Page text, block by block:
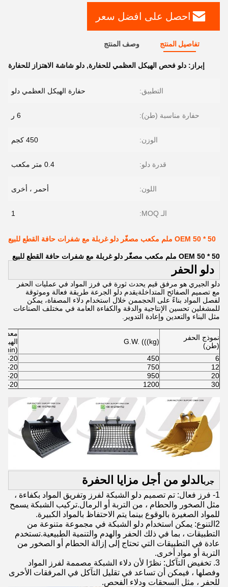
احصل على افضل سعر
تفاصيل المنتج وصف المنتج
إبراز: دلو فحص الهيكل العظمي للحفارة, دلو شاشة الاهتزاز للحفارة
التطبيق: حفارة الهيكل العظمي دلو
حفارة مناسبة (طن): 6 ر
الوزن: 450 كجم
قدرة دلو: 0.4 متر مكعب
اللون: أحمر ، أخرى
الـ MOQ: 1
OEM 50 * 50 ملم مكعب مصغّر دلو غربلة مع شفرات حافة القطع للبيع
OEM 50 * 50 ملم مكعب مصغّر دلو غربلة مع شفرات حافة القطع للبيع
دلو الحفر
دلو الجيري هو مرفق قيم يحدث ثورة في فرز المواد في عمليات الحفر
مع تصميم الصفائح المتداخلةيقدم دلو الجرعة طريقة فعالة وموثوقة
لفصل المواد بناءً على الحجممن خلال استخدام دلاء المصفاة، يمكن
للمشغلين تحسين الإنتاجية والدقة والكفاءة العامة في مختلف الصناعات
مثل البناء والتعدين وإعادة التدوير.
نموذج الحفر
(طن)
G.W. (((kg)
معدل
(L/min)
6
450
20
12
750
20
20
950
20
30
1200
20
جربالدلو من أجل مزايا الحفرة
1- فرز فعال: تم تصميم دلو الشبكة لفرز وتفريق المواد بكفاءة ،
مثل الصخور والحطام ، من التربة أو الرمال.تركيب الشبكة يسمح
للمواد الصغيرة بالوقوع بينما يتم الاحتفاظ بالمواد الكبيرة.
2التنوع: يمكن استخدام دلو الشبكة في مجموعة متنوعة من
التطبيقات ، بما في ذلك الحفر والهدم والتنمية الطبيعية.تستخدم
عادة في التطبيقات التي تحتاج إلى إزالة الحطام أو الصخور من
التربة أو مواد أخرى.
3. تخفيض التآكل: نظرًا لأن دلاء الشبكة مصممة لفرز المواد
وفصلها ، فيمكن أن تساعد في تقليل التآكل في المرفقات الأخرى
للحفر ، مثل السحقات ودلاء الفحص.